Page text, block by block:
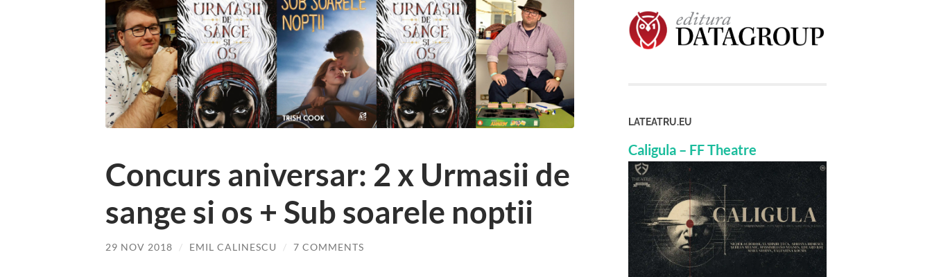
Concurs aniversar: 2 x Urmasii de
sange si os + Sub soarele noptii
29 NOV 2018 / EMIL CALINESCU / 7 COMMENTS
LATEATRU.EU
Caligula – FF Theatre